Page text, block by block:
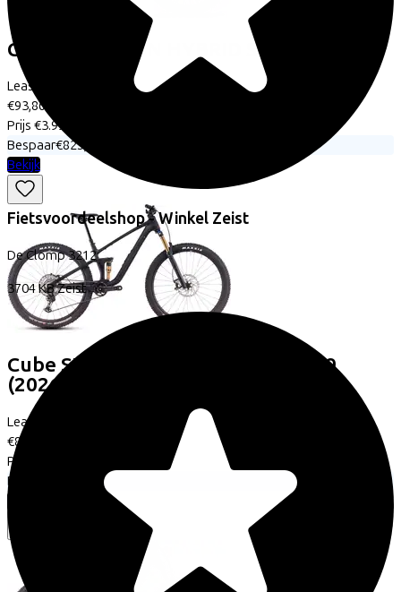
Fietsvoordeelshop - Winkel Zeist
De Clomp3212
3704 KBZeist
Cube REACTION HYBRID SLX
Leaseprijs p/m vanaf
€93,86
Prijs €3.999,00
Bespaar€825,54
Bekijk
Cube STEREO ONE44 C:62 RACE 29
(2026)
Leaseprijs p/m vanaf
€89,87
Prijs
Bespaar